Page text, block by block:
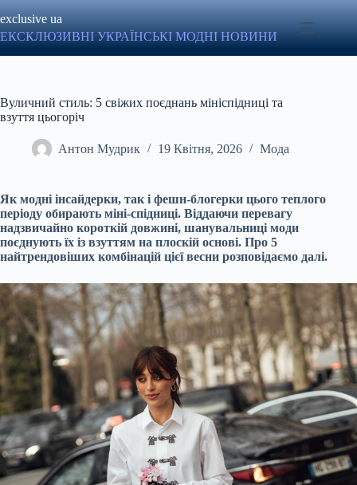
до
вмісту
exclusive ua
ЕКСКЛЮЗИВНІ УКРАЇНСЬКІ МОДНІ НОВИНИ
Вуличний стиль: 5 свіжих поєднань мініспідниці та
взуття цьогоріч
Антон Мудрик 19 Квітня, 2026 Мода
Як модні інсайдерки, так і фешн-блогерки цього теплого
періоду обирають міні-спідниці. Віддаючи перевагу
надзвичайно короткій довжині, шанувальниці моди
поєднують їх із взуттям на плоскій основі. Про 5
найтрендовіших комбінацій цієї весни розповідаємо далі.